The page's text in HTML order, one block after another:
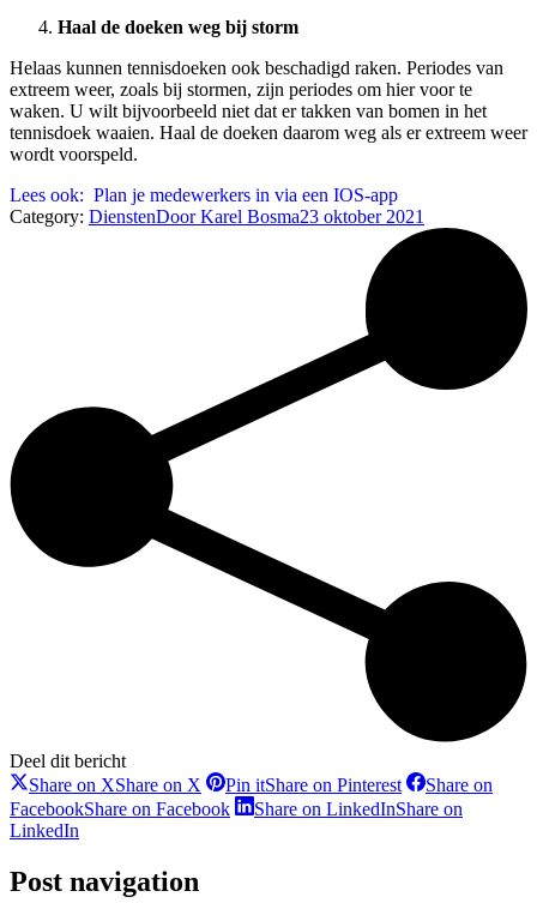
Haal de doeken weg bij storm
Helaas kunnen tennisdoeken ook beschadigd raken. Periodes van
extreem weer, zoals bij stormen, zijn periodes om hier voor te
waken. U wilt bijvoorbeeld niet dat er takken van bomen in het
tennisdoek waaien. Haal de doeken daarom weg als er extreem weer
wordt voorspeld.
Lees ook: Plan je medewerkers in via een IOS-app
Category: DienstenDoorKarel Bosma23 oktober 2021
Deel dit bericht
Share on XShare on X Pin itShare on Pinterest
Share on
FacebookShare on Facebook Share on LinkedInShare on
LinkedIn
Post navigation